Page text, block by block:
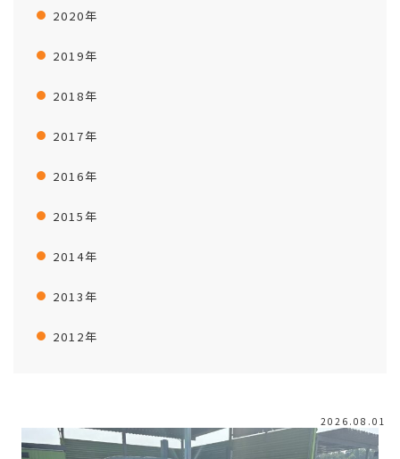
2020年
2019年
2018年
2017年
2016年
2015年
2014年
2013年
2012年
2026.08.01